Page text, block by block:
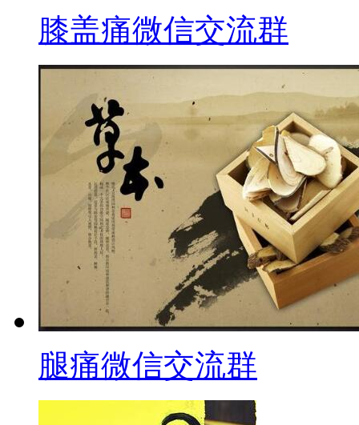
膝盖痛微信交流群
腿痛微信交流群